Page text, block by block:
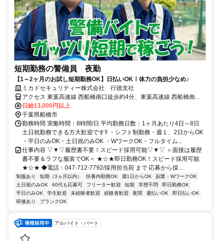
短期勤務の警備員 夜勤
【1～2ヶ月のお試し短期勤務OK】日払いOK！体力の負担少なめ♪
ミカドセキュリティー株式会社 行徳支社
アクセス 東葉高速線 西船橋南口徒歩約4分、東葉高速線 西船橋南口
徒歩約4分、東葉高速線 西船橋南口徒歩約4分
日給13,000円以上
千葉県船橋市
勤務時間 実働時間：8時間/日 平均勤務日数：1ヶ月あたり4日～8日
土日祝勤務できる方大歓迎です!! ・シフト制勤務・週１、2日からOK
・平日のみOK・土日祝のみOK ・WワークOK・フルタイム...
仕事内容 ▽▼▽履歴書不要！スピード採用可能▽▼▽ ＞面接は履歴
書不要＆ラフな服装でOK＜ ★☆★即日勤務OK！スピード採用可能
★☆★ ◆電話：047-712-7792/採用担当宛 まで 応募から採...
制服あり 短期（3ヵ月以内） 扶養内勤務OK 週1日からOK
副業・WワークOK
土日祝のみOK
60代も応募可 フリーター歓迎 短期 学歴不問
即日勤務OK
平日のみOK
学生歓迎 未経験者歓迎 経験者歓迎 夜間 週払いOK
即日払いOK
研修あり
ブランクOK
アルバイト・パート